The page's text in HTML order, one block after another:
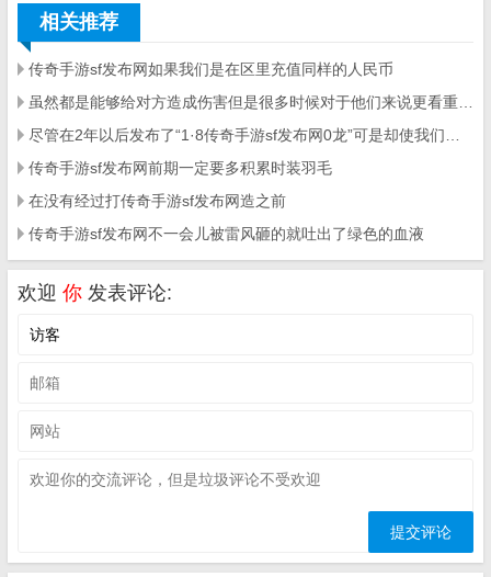
相关推荐
传奇手游sf发布网如果我们是在区里充值同样的人民币
传奇手游sf发布网前期一定要多积累时装羽毛
在没有经过打传奇手游sf发布网造之前
传奇手游sf发布网不一会儿被雷风砸的就吐出了绿色的血液
欢迎 你 发表评论: